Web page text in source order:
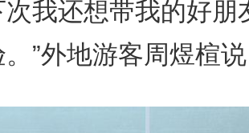
我还想带我的好朋
”外地游客周煜楦